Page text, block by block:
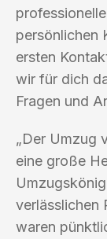
persönlichen
ersten
wir für dich
Fragen und
„Der Umzug
eine große
verlässlichen
waren